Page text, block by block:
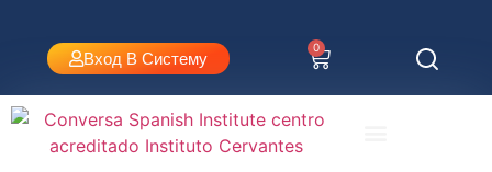
Вход В Систему
0